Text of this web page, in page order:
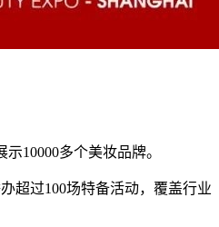
10000多个美妆品牌。
超过100场特备活动，覆盖行业